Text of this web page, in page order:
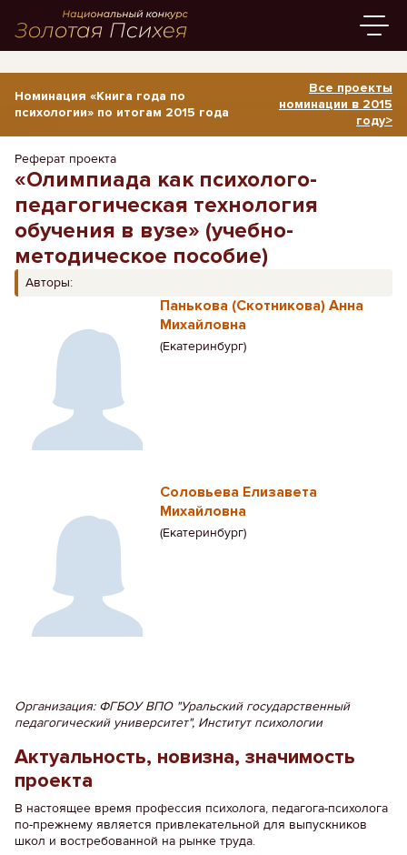
Номинация «Книга года по
психологии» по итогам 2015 года
Все проекты
номинации в 2015
году>
Реферат проекта
«Олимпиада как психолого-
педагогическая технология
обучения в вузе» (учебно-
методическое пособие)
Авторы:
Панькова (Скотникова) Анна
Михайловна
(Екатеринбург)
Соловьева Елизавета
Михайловна
(Екатеринбург)
Организация: ФГБОУ ВПО "Уральский государственный
педагогический университет", Институт психологии
Актуальность, новизна, значимость
проекта
В настоящее время профессия психолога, педагога-психолога
по-прежнему является привлекательной для выпускников
школ и востребованной на рынке труда.